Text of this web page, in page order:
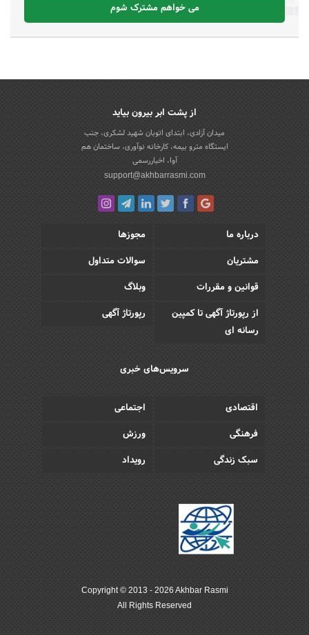
می خواهم مشترک شوم
از پشت ابر بیرون بیاید
میدان آزادی، ابتدای اتوبان شهید لشکری، جنب
ایستگاه مترو بیمه، کارخانه نوآوری، ساختمان هم
آوا، اخباررسمی
support@akhbarrasmi.com
درباره ما
مجوزها
مشتریان
سوالات متداول
قوانین و مقررات
وبلاگ
از رپورتاژ آگهی تا کمپین
رسانه ای
رپورتاژ آگهی
سرویس‌های خبری
اقتصادی
اجتماعی
فرهنگی
ورزش
سبک زندگی
رویداد
Copyright © 2013 - 2026 Akhbar Rasmi
All Rights Reserved